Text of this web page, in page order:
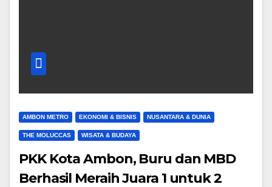
AMBON METRO EKONOMI & BISNIS NUSANTARA & DUNIA
THE MOLUCCAS WISATA & BUDAYA
PKK Kota Ambon, Buru dan MBD
Berhasil Meraih Juara 1 untuk 2